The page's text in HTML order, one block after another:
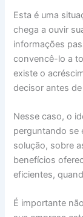
Esta é uma
chega a ouvir
informações
convencê-lo a
existe o
decisor antes
Nesse caso, o
perguntando se
solução, sobre
benefícios
eficientes,
É importante